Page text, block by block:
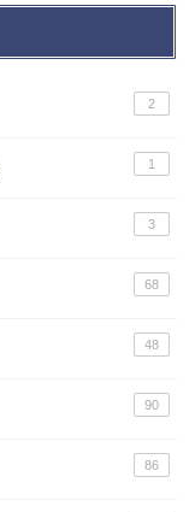
2
1
3
68
48
90
86